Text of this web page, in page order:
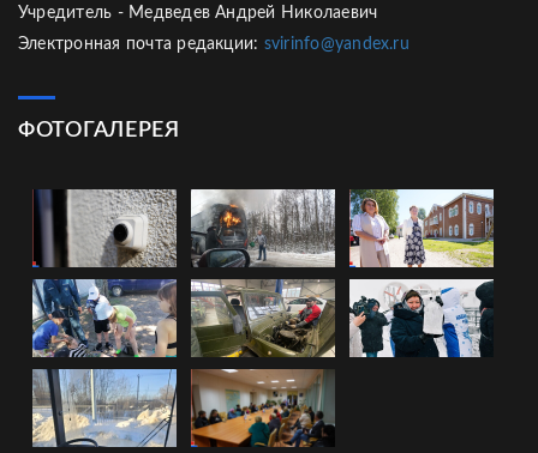
Учредитель - Медведев Андрей Николаевич
Электронная почта редакции: svirinfo@yandex.ru
ФОТОГАЛЕРЕЯ